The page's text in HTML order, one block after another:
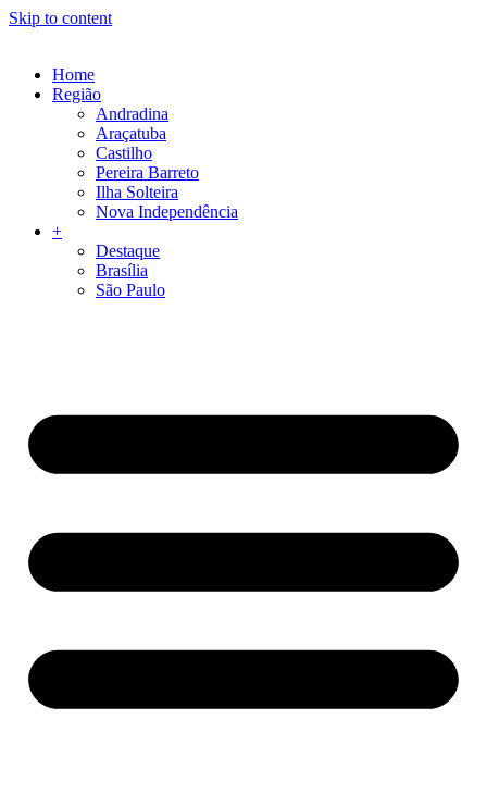
Skip to content
Home
Região
Andradina
Araçatuba
Castilho
Pereira Barreto
Ilha Solteira
Nova Independência
+
Destaque
Brasília
São Paulo